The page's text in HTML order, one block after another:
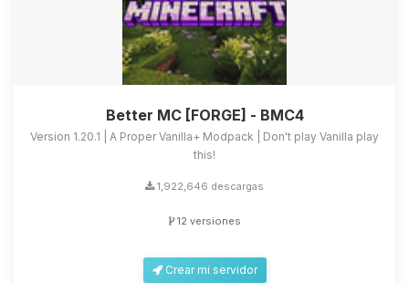
Better MC [FORGE] - BMC4
Version 1.20.1 | A Proper Vanilla+ Modpack | Don't play Vanilla play
this!
1,922,646 descargas
12 versiones
Crear mi servidor